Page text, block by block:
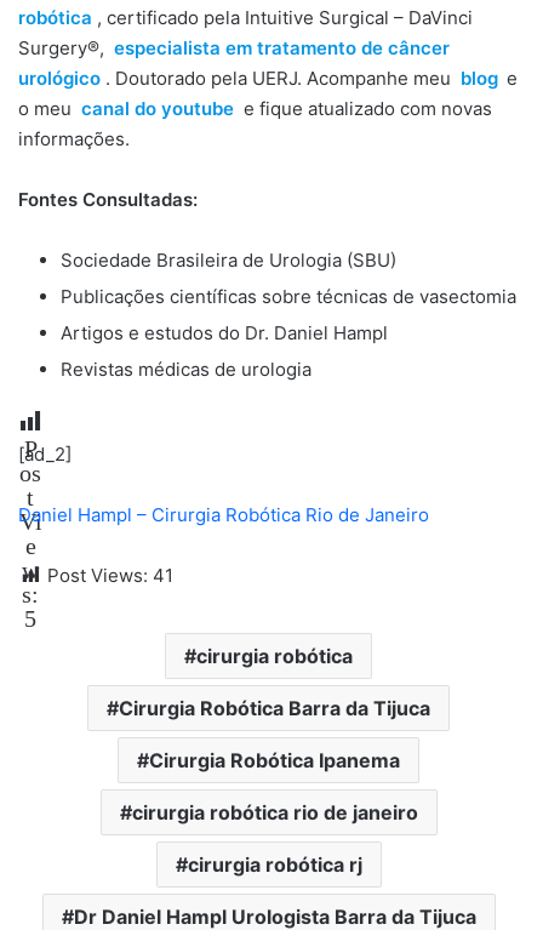
robótica , certificado pela Intuitive Surgical – DaVinci
Surgery®, especialista em tratamento de câncer
urológico . Doutorado pela UERJ. Acompanhe meu blog e
o meu canal do youtube e fique atualizado com novas
informações.
Fontes Consultadas:
Sociedade Brasileira de Urologia (SBU)
Publicações científicas sobre técnicas de vasectomia
Artigos e estudos do Dr. Daniel Hampl
Revistas médicas de urologia
P
os
t
Vi
e
w
s:
5
[ad_2]
Daniel Hampl – Cirurgia Robótica Rio de Janeiro
Post Views: 41
cirurgia robótica
Cirurgia Robótica Barra da Tijuca
Cirurgia Robótica Ipanema
cirurgia robótica rio de janeiro
cirurgia robótica rj
Dr Daniel Hampl Urologista Barra da Tijuca